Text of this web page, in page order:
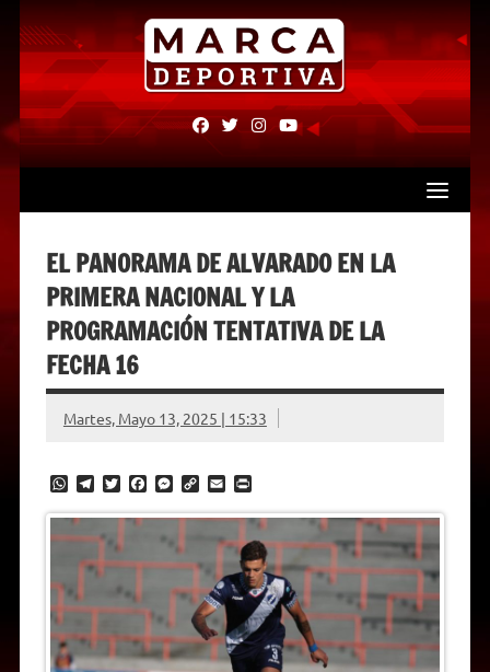
Skip
content
fab
fa-
fab
fa-
fab fab
EL PANORAMA DE ALVARADO EN LA
PRIMERA NACIONAL Y LA
PROGRAMACIÓN TENTATIVA DE LA
FECHA 16
Martes, Mayo 13, 2025 | 15:33
W
a
t
p
p
T
l
e
g
r
m
T
i
t
e
r
F
c
o
k
M
s
s
e
n
g
r
C
p
i
n
k
E
a
i
l
P
i
n
t
F
r
i
e
n
d